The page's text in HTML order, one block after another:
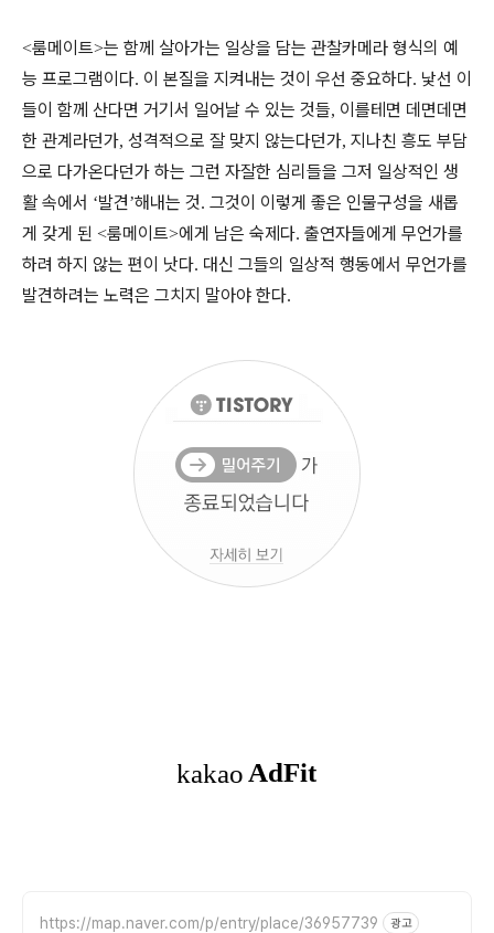
<룸메이트>는 함께 살아가는 일상을 담는 관찰카메라 형식의 예
능 프로그램이다. 이 본질을 지켜내는 것이 우선 중요하다. 낯선 이
들이 함께 산다면 거기서 일어날 수 있는 것들, 이를테면 데면데면
한 관계라던가, 성격적으로 잘 맞지 않는다던가, 지나친 흥도 부담
으로 다가온다던가 하는 그런 자잘한 심리들을 그저 일상적인 생
활 속에서 ‘발견’해내는 것. 그것이 이렇게 좋은 인물구성을 새롭
게 갖게 된 <룸메이트>에게 남은 숙제다. 출연자들에게 무언가를
하려 하지 않는 편이 낫다. 대신 그들의 일상적 행동에서 무언가를
발견하려는 노력은 그치지 말아야 한다.
https://map.naver.com/p/entry/place/36957739 광고